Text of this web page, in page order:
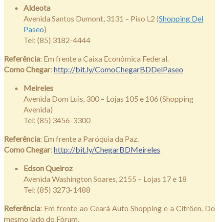
Aldeota
Avenida Santos Dumont, 3131 – Piso L2 (Shopping Del
Paseo)
Tel: (85) 3182-4444
Referência: Em frente a Caixa Econômica Federal.
Como Chegar: http://bit.ly/ComoChegarBDDelPaseo
Meireles
Avenida Dom Luis, 300 – Lojas 105 e 106 (Shopping
Avenida)
Tel: (85) 3456-3300
Referência: Em frente a Paróquia da Paz.
Como Chegar: http://bit.ly/ChegarBDMeireles
Edson Queiroz
Avenida Washington Soares, 2155 – Lojas 17 e 18
Tel: (85) 3273-1488
Referência: Em frente ao Ceará Auto Shopping e a Citröen. Do
mesmo lado do Fórum.